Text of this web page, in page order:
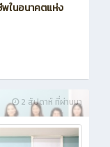
ในอนาคตแห่ง
2 สัปดาห์ ที่ผ่านมา